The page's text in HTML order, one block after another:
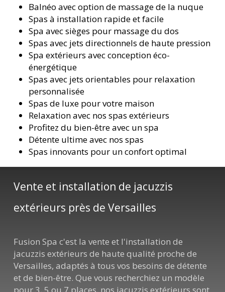
Balnéo avec option de massage de la nuque
Spas à installation rapide et facile
Spa avec sièges pour massage du dos
Spas avec jets directionnels de haute pression
Spa extérieurs avec conception éco-
énergétique
Spas avec jets orientables pour relaxation
personnalisée
Spas de luxe pour votre maison
Relaxation avec nos spas extérieurs
Profitez du bien-être avec un spa
Détente ultime avec nos spas
Spas innovants pour un confort optimal
Vente et installation de jacuzzis
extérieurs près de Versailles
Fusion Spa c'est la vente et l'installation de
jacuzzis extérieurs de haute qualité proche de
Versailles, adaptés à tous vos besoins de détente
et de bien-être. Que vous recherchiez un modèle